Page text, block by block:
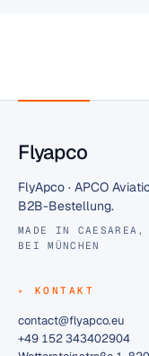
Flyapco
FlyApco · APCO
B2B-Bestellung.
MADE IN
BEI MÜNCHEN
KONTAKT
contact@flyapco.eu
+49 152 343402904